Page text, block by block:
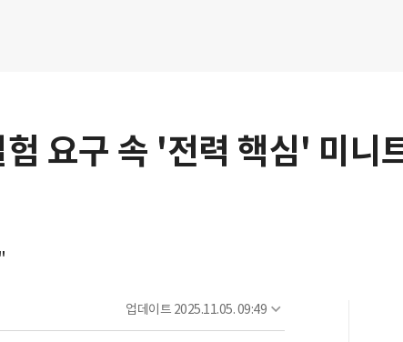
요구 속 '전력 핵심' 미니
업데이트 2025.11.05. 09:49